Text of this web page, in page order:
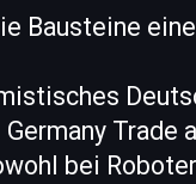
Bausteine
Trade
bei